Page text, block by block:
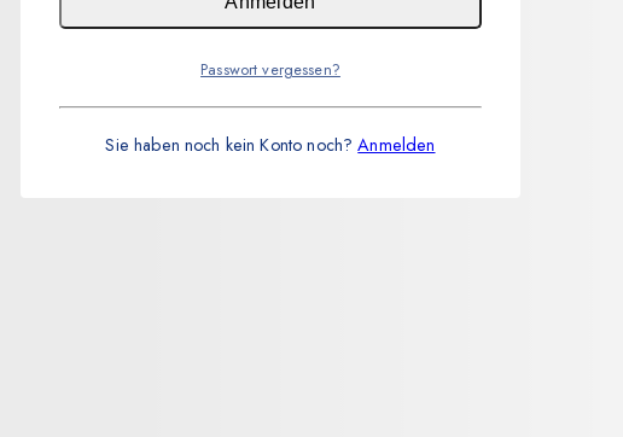
Passwort vergessen?
Sie haben noch kein Konto noch?Anmelden